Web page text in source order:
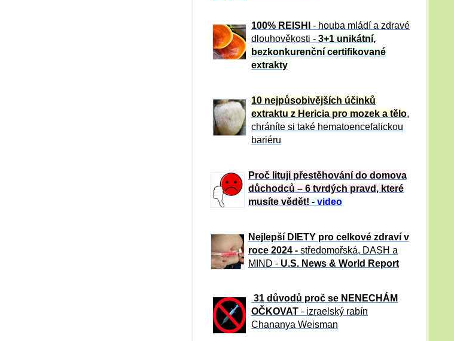
100% REISHI
- houba mládí a zdravé
dlouhověkosti - 3+1 unikátní,
bezkonkurenční certifikované
extrakty
10 nejpůsobivějších účinků
extraktu z Hericia pro mozek a tělo,
chráníte si také hematoencefalickou
bariéru
Proč lituji přestěhování do domova
důchodců – 6 tvrdých pravd, které
musíte vědět! - video
Nejlepší DIETY pro celkové zdraví v
roce 2024 - středomořská, DASH a
MIND - U.S. News & World Report
31 důvod ů proč se NENECHÁM
OČKOVAT - izraelský rabín
Chananya Weisman